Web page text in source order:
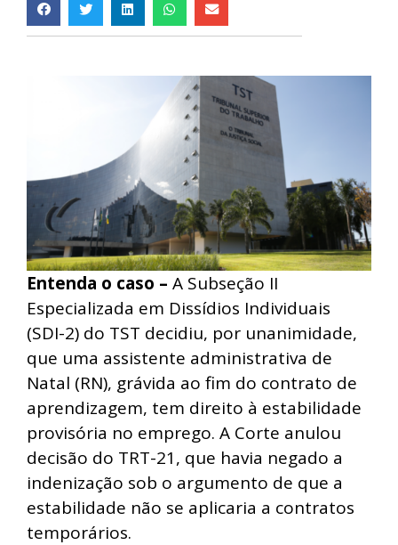
Entenda o caso – A Subseção II
Especializada em Dissídios Individuais
(SDI-2) do TST decidiu, por unanimidade,
que uma assistente administrativa de
Natal (RN), grávida ao fim do contrato de
aprendizagem, tem direito à estabilidade
provisória no emprego. A Corte anulou
decisão do TRT-21, que havia negado a
indenização sob o argumento de que a
estabilidade não se aplicaria a contratos
temporários.